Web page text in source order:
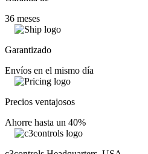
36 meses
Garantizado
Envíos en el mismo día
Precios ventajosos
Ahorre hasta un 40%